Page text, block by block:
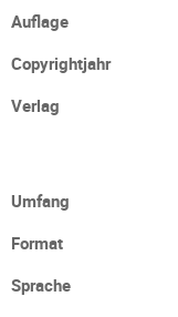
Auflage
Copyrightjahr
Verlag
Umfang
Format
Sprache